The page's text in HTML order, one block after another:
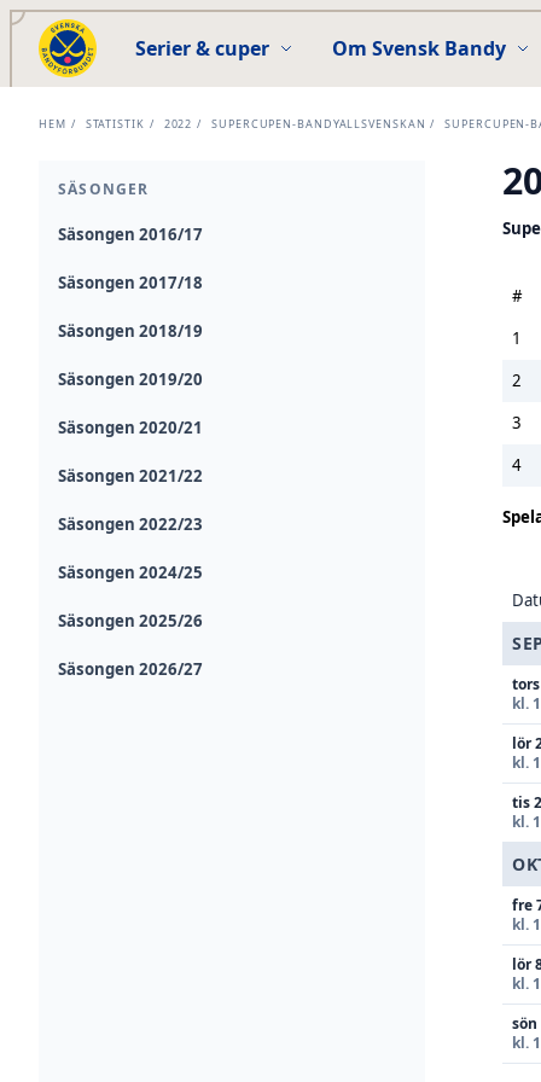
Serier & cuper Om Svensk Bandy
HEM / STATISTIK / 2022 / SUPERCUPEN-BANDYALLSVENSKAN / SUPERCUPEN-
SÄSONGER
Säsongen 2016/17
Säsongen 2017/18
Säsongen 2018/19
Säsongen 2019/20
Säsongen 2020/21
Säsongen 2021/22
Säsongen 2022/23
Säsongen 2024/25
Säsongen 2025/26
Säsongen 2026/27
#
1
2
3
4
kl.
lör
kl.
tis
kl.
fre
kl.
lör
kl.
sön
kl.